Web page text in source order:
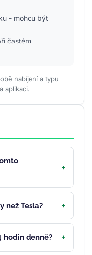
- mohou být
častém
nabíjení a typu
aplikaci.
než Tesla?
hodin denně?